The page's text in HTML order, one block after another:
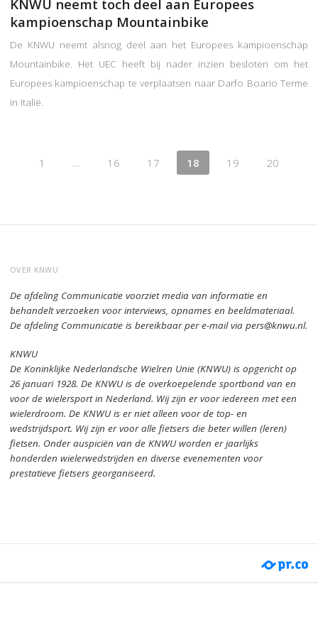
KNWU neemt toch deel aan Europees
kampioenschap Mountainbike
De KNWU neemt alsnog deel aan het Europees kampioenschap
Mountainbike. Het UEC heeft bij nader inzien besloten om het
Europees kampioenschap te verplaatsen naar Darfo Boario Terme
in Italië.
1 … 16 17 18 19 20
OVER KNWU
De afdeling Communicatie voorziet media van informatie en
behandelt verzoeken voor interviews, opnames en beeldmateriaal.
De afdeling Communicatie is bereikbaar per e-mail via pers@knwu.nl.
KNWU
De Koninklijke Nederlandsche Wielren Unie (KNWU) is opgericht op
26 januari 1928. De KNWU is de overkoepelende sportbond van en
voor de wielersport in Nederland. Wij zijn er voor iedereen met een
wielerdroom. De KNWU is er niet alleen voor de top- en
wedstrijdsport. Wij zijn ervoor alle fietsers die beter willen (leren)
fietsen. Onder auspiciën van de KNWU worden er jaarlijks
honderden wielerwedstrijden en diverse evenementen voor
prestatieve fietsers georganiseerd.